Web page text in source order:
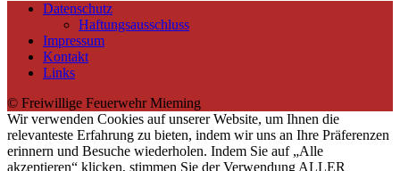
Datenschutz
Haftungsausschluss
Impressum
Kontakt
Links
© Freiwillige Feuerwehr Mieming
Wir verwenden Cookies auf unserer Website, um Ihnen die
relevanteste Erfahrung zu bieten, indem wir uns an Ihre Präferenzen
erinnern und Besuche wiederholen. Indem Sie auf „Alle
akzeptieren“ klicken, stimmen Sie der Verwendung ALLER